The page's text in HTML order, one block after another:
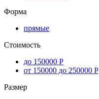
Форма
прямые
Стоимость
до 150000 Р
от 150000 до 250000 Р
Размер